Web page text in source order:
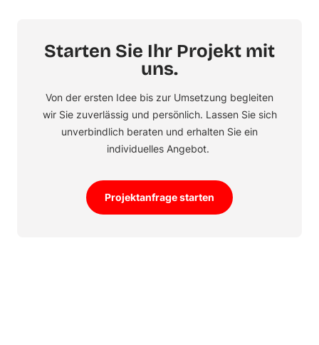
Starten Sie Ihr Projekt mit
uns.
Von der ersten Idee bis zur Umsetzung begleiten
wir Sie zuverlässig und persönlich. Lassen Sie sich
unverbindlich beraten und erhalten Sie ein
individuelles Angebot.
Projektanfrage starten